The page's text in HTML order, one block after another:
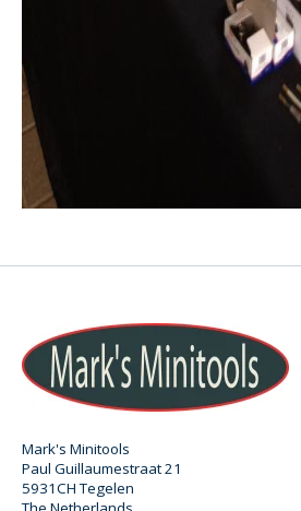
Mark's Minitools
Paul Guillaumestraat 21
5931CH Tegelen